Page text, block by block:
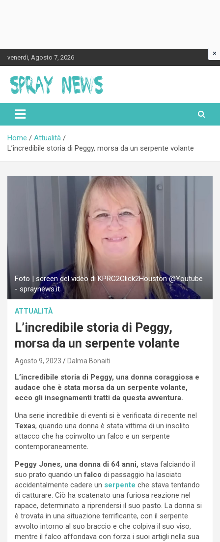
to
content
venerdì, Agosto 7, 2026
Spraynews.it
Home
Attualità
L’incredibile storia di Peggy, morsa da un serpente volante
Foto | screen del video di KPRC2Click2Houston @Youtube
- spraynews.it
ATTUALITÀ
L’incredibile storia di Peggy,
morsa da un serpente volante
Agosto 9, 2023 Dalma Bonaiti
L’incredibile storia di Peggy, una donna coraggiosa e
audace che è stata morsa da un serpente volante,
ecco gli insegnamenti tratti da questa avventura.
Una serie incredibile di eventi si è verificata di recente nel
Texas, quando una donna è stata vittima di un insolito
attacco che ha coinvolto un falco e un serpente
contemporaneamente.
Peggy Jones, una donna di 64 anni, stava falciando il
suo prato quando unfalco di passaggio ha lasciato
accidentalmente cadere un serpente che stava tentando
di catturare. Ciò ha scatenato una furiosa reazione nel
rapace, determinato a riprendersi il suo pasto. La donna si
è trovata in una situazione terrificante, con il serpente
avvolto intorno al suo braccio e che colpiva il suo viso,
mentre il falco affondava con forza i suoi artigli nella sua
×